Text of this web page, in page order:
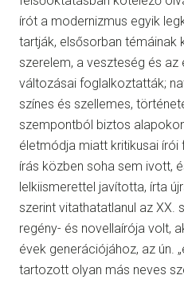
írót a modernizmus egyik
tartják, elsősorban témáinak
szerelem, a veszteség és az
változásai foglalkoztatták;
színes és szellemes,
szempontból biztos
életmódja miatt kritikusai írói
írás közben soha sem ivott,
lelkiismerettel javította, írta
szerint vitathatatlanul az XX.
regény- és novellaírója volt,
évek generációjához, az ún.
tartozott olyan más neves